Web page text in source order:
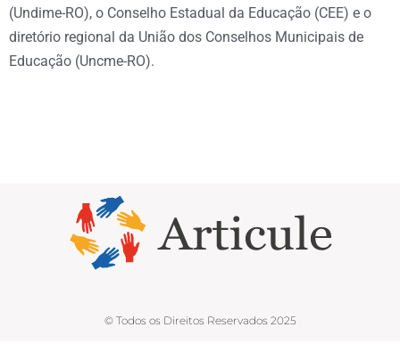
(Undime-RO), o Conselho Estadual da Educação (CEE) e o
diretório regional da União dos Conselhos Municipais de
Educação (Uncme-RO).
© Todos os Direitos Reservados 2025